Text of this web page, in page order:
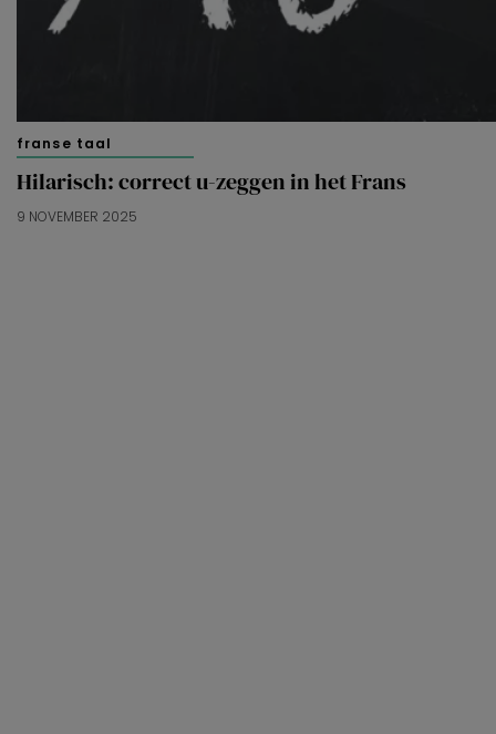
franse taal
Hilarisch: correct u-zeggen in het Frans
9 NOVEMBER 2025